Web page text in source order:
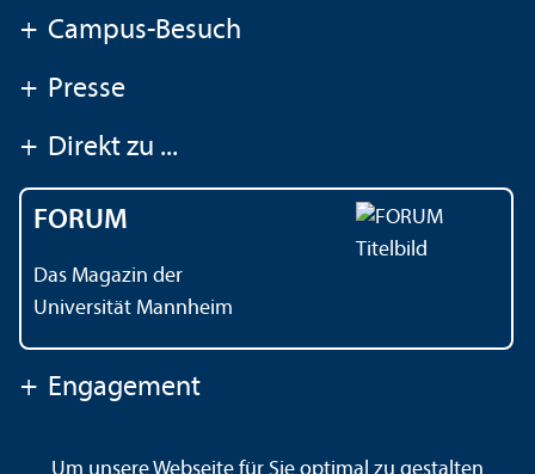
+ Campus-Besuch
+ Presse
+ Direkt zu ...
FORUM
Das Magazin der
Universität Mannheim
+ Engagement